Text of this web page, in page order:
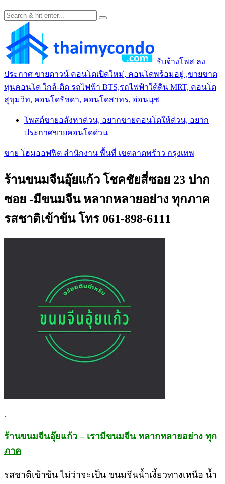
รับจ้างโพส ลง
ประกาศ ขายดาวน์ คอนโดเปิดใหม่, คอนโดพร้อมอยู่ ,ขายขาด
ทุนคอนโด ใกล้-ติด รถไฟฟ้า BTS,รถไฟฟ้าใต้ดิน MRT, คอนโด
สุขุมวิท, คอนโดรัชดา, คอนโดสาทร, อ่อนนุช
โพสต์ขายอสังหาด่วน, อยากขายคอนโดให้ด่วน, อยาก
ประกาศขายคอนโดด่วน
ขาย โฮมออฟฟิต สำนักงาน พื้นที่ เขตลาดพร้าว กรุงเทพ
ร้านขนมจีนอุ๊ยแก้ว โชคชัยสี่ซอย 23 ปาก
ซอย -มีขนมจีน หลากหลายอย่าง ทุกภาค
รสชาติเข้าข้น โทร 061-898-6111
.
ร้านขนมจีนอุ๊ยแก้ว – เรามีขนมจีน หลากหลายอย่าง ทุก
ภาค
รสชาติเข้าข้น ไม่ว่าจะเป็น ขนมจีนน้ำเงี้ยวทางเหนือ น้ำ